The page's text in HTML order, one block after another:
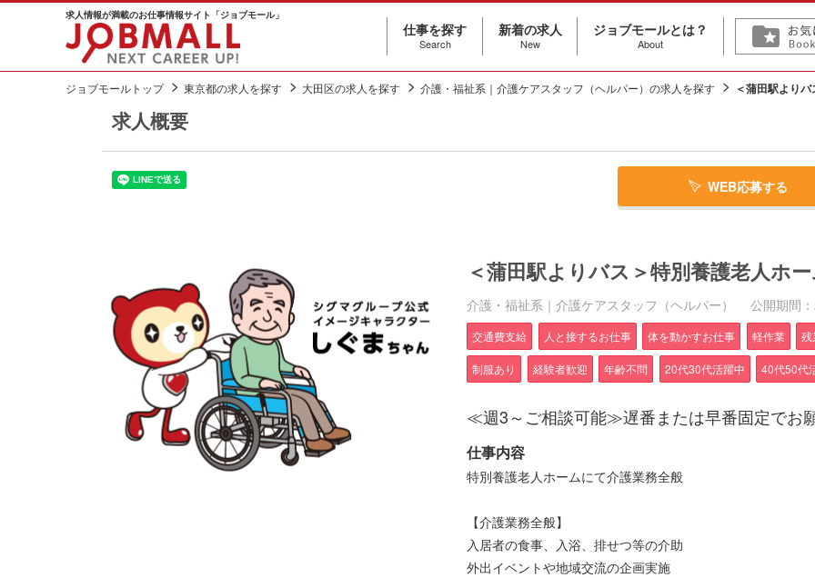
求人情報が満載のお仕事情報サイト「ジョブモール」
仕事を探す
Search
新着の求人
New
ジョブモールとは？
About
ジョブモールトップ 東京都の求人を探す 大田区の求人を探す 介護・福祉系｜介護ケアスタッフ（ヘルパー）の求人を探す ＜蒲田駅より
求人概要
WEB応募する
＜蒲田駅よりバス＞特別養護老人ホ
介護・福祉系｜介護ケアスタッフ（ヘルパー） 公開期間
交通費支給 人と接するお仕事 体を動かすお仕事 軽作業 残
制服あり 経験者歓迎 年齢不問 20代30代活躍中 40代50代
≪週3～ご相談可能≫遅番または早番固定でお
仕事内容
特別養護老人ホームにて介護業務全般
【介護業務全般】
入居者の食事、入浴、排せつ等の介助
外出イベントや地域交流の企画実施